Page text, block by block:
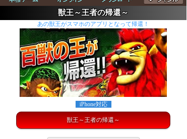
獣王～王者の帰還～
あの獣王がスマホのアプリとなって帰還！
iPhone対応
獣王～王者の帰還～